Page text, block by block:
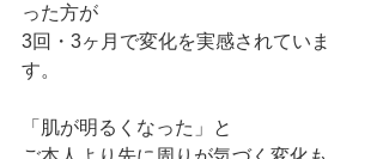
った方が
3回・3ヶ月で変化を実感されていま
す。
「肌が明るくなった」と